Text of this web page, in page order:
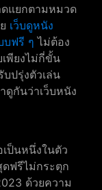
แยกตามหมวด
เว็บดูหนัง
บฟรี ๆ ไม่ต้อง
เพียงไม่กี่ขั้น
ปรุ่งตัวเล่น
กันว่าเว็บหนัง
เป็นหนึ่งในตัว
ฟรีไม่กระตุก
ด้วยความ